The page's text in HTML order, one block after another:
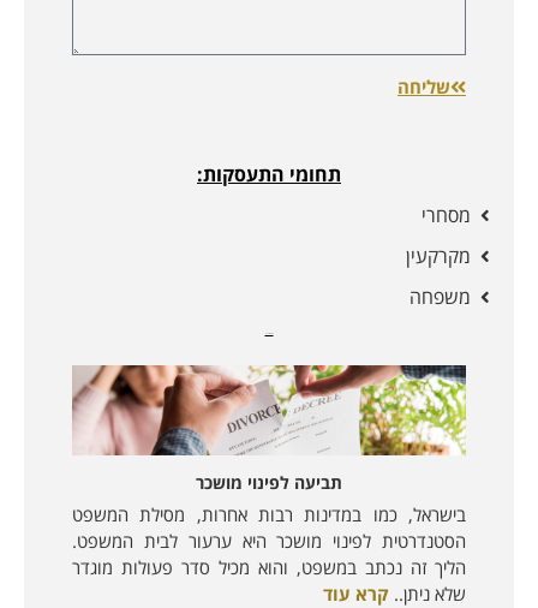
שליחה
תחומי התעסקות:
מסחרי
מקרקעין
משפחה
תביעה לפינוי מושכר
בישראל, כמו במדינות רבות אחרות, מסילת המשפט
הסטנדרטית לפינוי מושכר היא ערעור לבית המשפט.
הליך זה נכתב במשפט, והוא מכיל סדר פעולות מוגדר
שלא ניתן.. קרא עוד